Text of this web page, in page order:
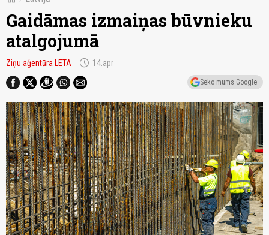
Gaidāmas izmaiņas būvnieku
atalgojumā
Ziņu aģentūra LETA schedule 14.apr
Seko mums Google